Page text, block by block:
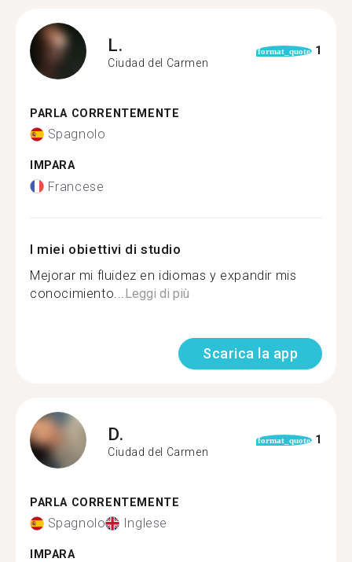
L.
Ciudad del Carmen
format_quote 1
PARLA CORRENTEMENTE
Spagnolo
IMPARA
Francese
I miei obiettivi di studio
Mejorar mi fluidez en idiomas y expandir mis
conocimiento... Leggi di più
Scarica la app
D.
Ciudad del Carmen
format_quote 1
PARLA CORRENTEMENTE
Spagnolo Inglese
IMPARA